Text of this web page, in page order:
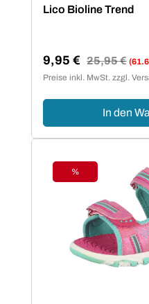
Lico Bioline Trend
Verkaufspreis:
9,95 € Regulärer Preis:
25,95 €
Preise inkl. MwSt. zzgl.
In den
Rabatt
%